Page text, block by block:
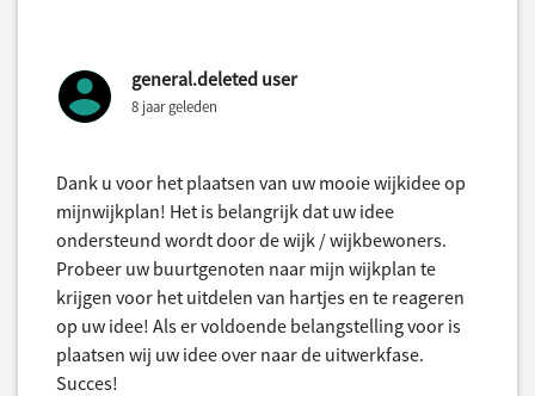
general.deleted user
8 jaar geleden
Dank u voor het plaatsen van uw mooie wijkidee op
mijnwijkplan! Het is belangrijk dat uw idee
ondersteund wordt door de wijk / wijkbewoners.
Probeer uw buurtgenoten naar mijn wijkplan te
krijgen voor het uitdelen van hartjes en te reageren
op uw idee! Als er voldoende belangstelling voor is
plaatsen wij uw idee over naar de uitwerkfase.
Succes!